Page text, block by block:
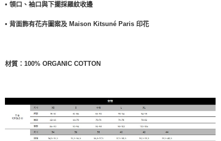
• 領口、袖口與下擺採羅紋收邊
• 背面飾有花卉圖案及 Maison Kitsuné Paris 印花
材質 ： 100% ORGANIC COTTON